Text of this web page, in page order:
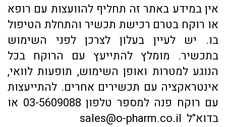
אין במידע באתר זה תחליף להוועצות עם רופא
או רוקח בטרם רכישת תכשיר והתחלת הטיפול
בו. יש לעיין בעלון לצרכן לפני השימוש
בתכשיר. מומלץ להתייעץ עם הרוקח בכל
הנוגע למטרות ואופן השימוש, תופעות לוואי,
אינטראקציה עם תכשירים אחרים. להתייעצות
עם רוקח פנה למספר טלפון 03-5609088 או
בדוא"ל sales@o-pharm.co.il